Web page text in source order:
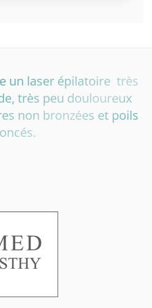
un laser épilatoire très
très peu douloureux
non bronzées et poils